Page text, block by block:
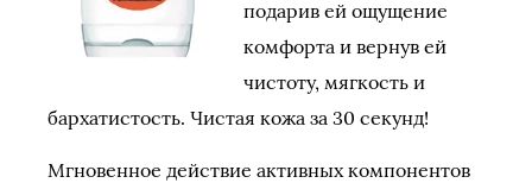
подарив ей ощущение
комфорта и вернув ей
чистоту, мягкость и
бархатистость. Чистая кожа за 30 секунд!
Мгновенное действие активных компонентов